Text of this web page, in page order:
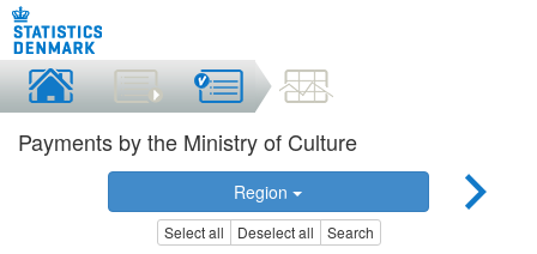
Payments by the Ministry of Culture
Region
Select all Deselect all Search